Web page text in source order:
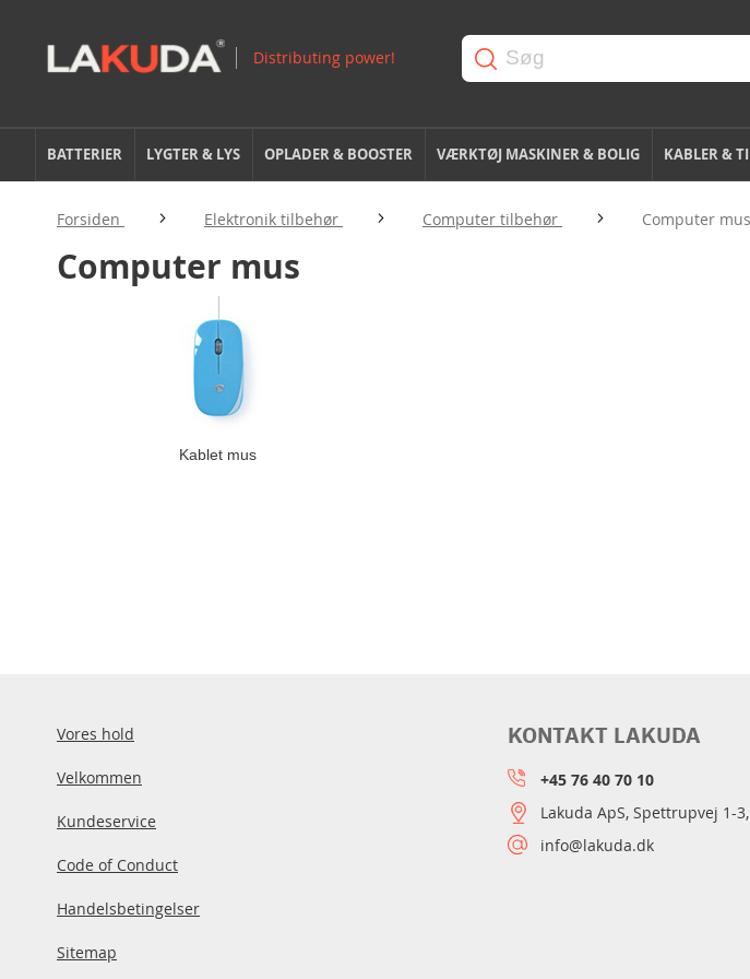
BATTERIER LYGTER & LYS OPLADER & BOOSTER VÆRKTØJ MASKINER & BOLIG KABLER &
Forsiden Elektronik tilbehør Computer tilbehør Computer mus
Computer mus
Kablet mus
Vores hold
Velkommen
Kundeservice
Code of Conduct
Handelsbetingelser
Sitemap
KONTAKT LAKUDA
+45 76 40 70 10
Lakuda ApS, Spettrupvej 1-
info@lakuda.dk